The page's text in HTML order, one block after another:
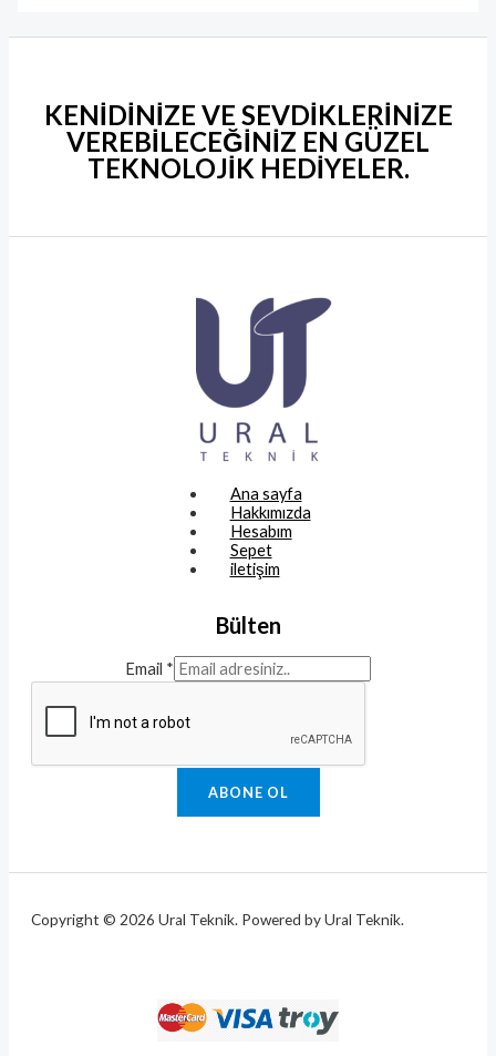
KENİDİNİZE VE SEVDİKLERİNİZE
VEREBİLECEĞİNİZ EN GÜZEL
TEKNOLOJİK HEDİYELER.
Ana sayfa
Hakkımızda
Hesabım
Sepet
iletişim
Bülten
Email *
ABONE OL
Copyright © 2026 Ural Teknik. Powered by Ural Teknik.